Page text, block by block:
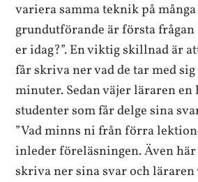
variera samma teknik på
grundutförande är första frågan
er idag?”. En viktig skillnad är
får skriva ner vad de tar med sig
minuter. Sedan väjer läraren
studenter som får delge sina
”Vad minns ni från förra
inleder föreläsningen. Även
skriva ner sina svar och